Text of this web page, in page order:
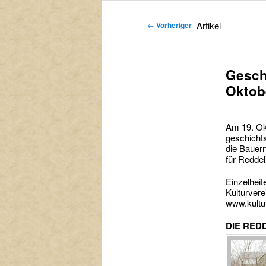
Artikel
← Vorheriger
Am 19.
die
für
DIE